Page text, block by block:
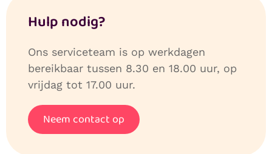
Hulp nodig?
Ons serviceteam is op werkdagen
bereikbaar tussen 8.30 en 18.00 uur, op
vrijdag tot 17.00 uur.
Neem contact op